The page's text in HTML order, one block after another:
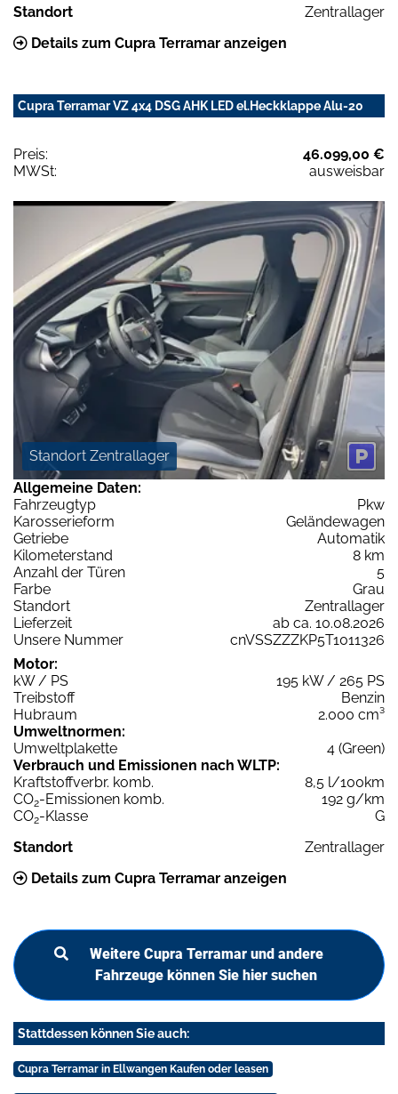
Standort
Zentrallager
Details zum Cupra Terramar anzeigen
Cupra Terramar VZ 4x4 DSG AHK LED el.Heckklappe Alu-20
Preis:
46.099,00 €
MWSt:
ausweisbar
Standort Zentrallager
Allgemeine Daten:
Fahrzeugtyp
Pkw
Karosserieform
Geländewagen
Getriebe
Automatik
Kilometerstand
8 km
Anzahl der Türen
5
Farbe
Grau
Standort
Zentrallager
Lieferzeit
ab ca. 10.08.2026
Unsere Nummer
cnVSSZZZKP5T1011326
Motor:
kW / PS
195 kW / 265 PS
Treibstoff
Benzin
Hubraum
2.000 cm³
Umweltnormen:
Umweltplakette
4 (Green)
Verbrauch und Emissionen nach WLTP:
Kraftstoffverbr. komb.
8,5 l/100km
CO2-Emissionen komb.
192 g/km
CO2-Klasse
G
Standort
Zentrallager
Details zum Cupra Terramar anzeigen
Weitere Cupra Terramar und andere
Fahrzeuge können Sie hier suchen
Stattdessen können Sie auch:
Cupra Terramar in Ellwangen Kaufen oder leasen